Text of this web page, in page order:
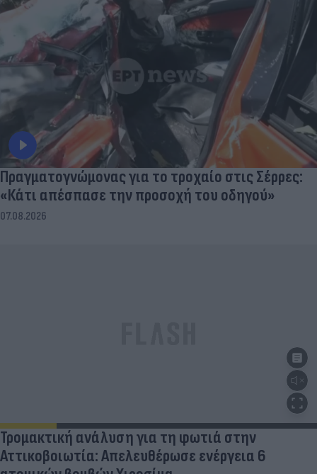
Πραγματογνώμονας για το τροχαίο στις Σέρρες:
«Κάτι απέσπασε την προσοχή του οδηγού»
07.08.2026
Τρομακτική ανάλυση για τη φωτιά στην
Αττικοβοιωτία: Απελευθέρωσε ενέργεια 6